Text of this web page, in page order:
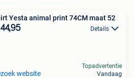
Yesta animal print 74CM maat 52
Details
website
Topadvertentie
Vandaag